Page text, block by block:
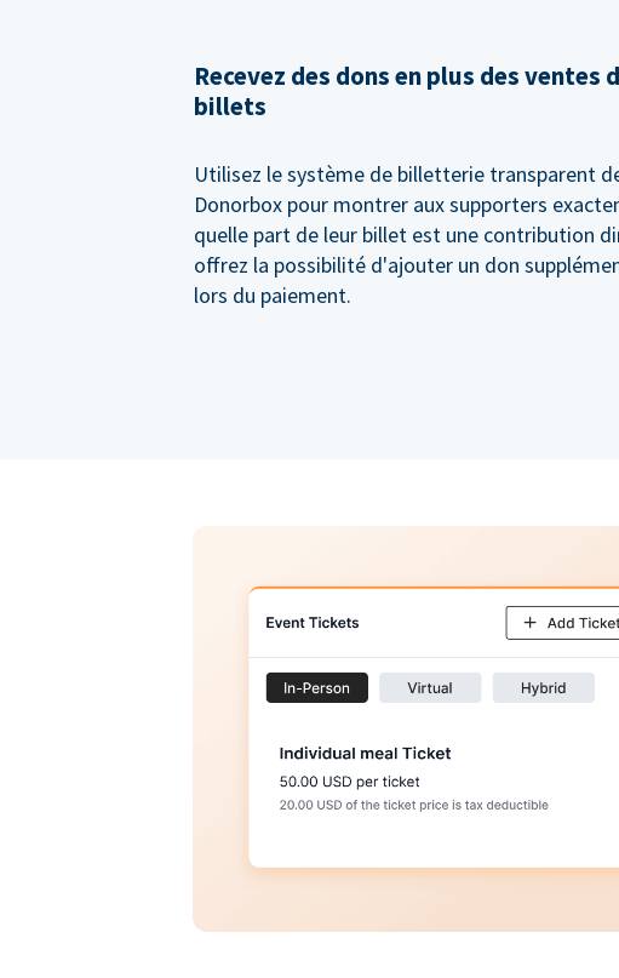
Recevez des dons en plus des ventes
billets
Utilisez le système de billetterie transparent
Donorbox pour montrer aux supporters
quelle part de leur billet est une contribution
offrez la possibilité d'ajouter un don
lors du paiement.